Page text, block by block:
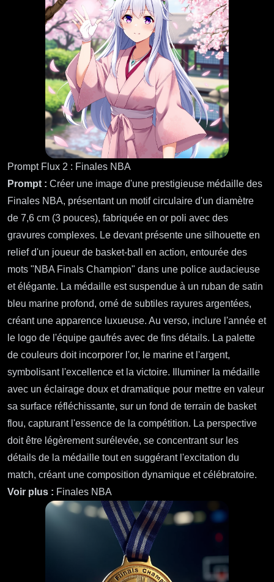
Prompt Flux 2 : Finales NBA
Prompt : Créer une image d'une prestigieuse médaille des
Finales NBA, présentant un motif circulaire d'un diamètre
de 7,6 cm (3 pouces), fabriquée en or poli avec des
gravures complexes. Le devant présente une silhouette en
relief d'un joueur de basket-ball en action, entourée des
mots "NBA Finals Champion" dans une police audacieuse
et élégante. La médaille est suspendue à un ruban de satin
bleu marine profond, orné de subtiles rayures argentées,
créant une apparence luxueuse. Au verso, inclure l'année et
le logo de l'équipe gaufrés avec de fins détails. La palette
de couleurs doit incorporer l'or, le marine et l'argent,
symbolisant l'excellence et la victoire. Illuminer la médaille
avec un éclairage doux et dramatique pour mettre en valeur
sa surface réfléchissante, sur un fond de terrain de basket
flou, capturant l'essence de la compétition. La perspective
doit être légèrement surélevée, se concentrant sur les
détails de la médaille tout en suggérant l'excitation du
match, créant une composition dynamique et célébratoire.
Voir plus : Finales NBA